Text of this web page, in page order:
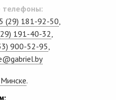
телефоны:
(29) 181-92-50
191-40-32
900-52-95
.